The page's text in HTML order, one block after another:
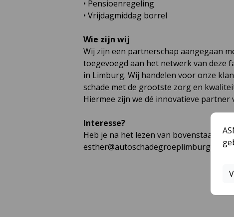
• Pensioenregeling
• Vrijdagmiddag borrel
Wie zijn wij
Wij zijn een partnerschap aangegaan
toegevoegd aan het netwerk van deze
in Limburg. Wij handelen voor onze
schade met de grootste zorg en
Hiermee zijn we dé innovatieve
Interesse?
Heb je na het lezen van bovenstaande
esther@autoschadegroeplimburg.nl